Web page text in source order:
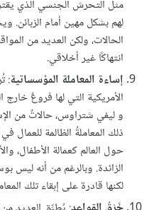
مثل التحرش الجنسي الذي
لهم بشكل مهين أمام
الحالات، ولكن العديد من
انتهاكًا غير أخلاقي.
إساءة المعاملة المؤسساتية:
الأمريكية التي لها فروعٌ خارج
و ليفي شتراوس، حالاتٌ من
ذلك المعاملةُ الظالمة للعمال
حول العالم كعمالة الأطفال،
الزائدة. وبالرغم من أنه ليس
لكنها قادرة على إبقاء تلك